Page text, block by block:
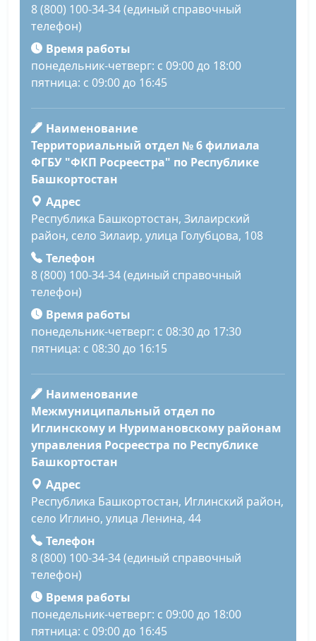
8 (800) 100-34-34 (единый справочный
телефон)
Время работы
понедельник-четверг: с 09:00 до 18:00
пятница: с 09:00 до 16:45
Наименование
Территориальный отдел № 6 филиала
ФГБУ "ФКП Росреестра" по Республике
Башкортостан
Адрес
Республика Башкортостан, Зилаирский
район, село Зилаир, улица Голубцова, 108
Телефон
8 (800) 100-34-34 (единый справочный
телефон)
Время работы
понедельник-четверг: с 08:30 до 17:30
пятница: с 08:30 до 16:15
Наименование
Межмуниципальный отдел по
Иглинскому и Нуримановскому районам
управления Росреестра по Республике
Башкортостан
Адрес
Республика Башкортостан, Иглинский район,
село Иглино, улица Ленина, 44
Телефон
8 (800) 100-34-34 (единый справочный
телефон)
Время работы
понедельник-четверг: с 09:00 до 18:00
пятница: с 09:00 до 16:45